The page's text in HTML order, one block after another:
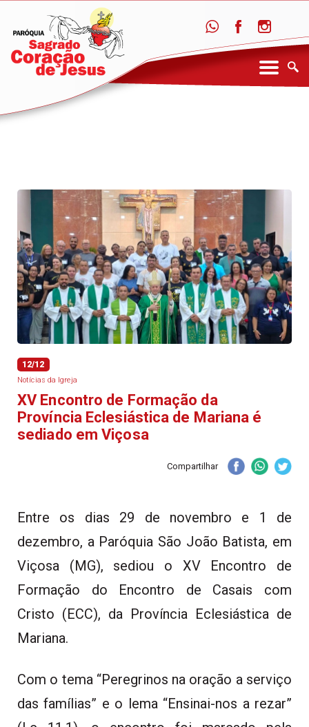
12/12
Notícias da Igreja
XV Encontro de Formação da
Província Eclesiástica de Mariana é
sediado em Viçosa
Compartilhar
Entre os dias 29 de novembro e 1 de
dezembro, a Paróquia São João Batista, em
Viçosa (MG), sediou o XV Encontro de
Formação do Encontro de Casais com
Cristo (ECC), da Província Eclesiástica de
Mariana.
Com o tema “Peregrinos na oração a serviço
das famílias” e o lema “Ensinai-nos a rezar”